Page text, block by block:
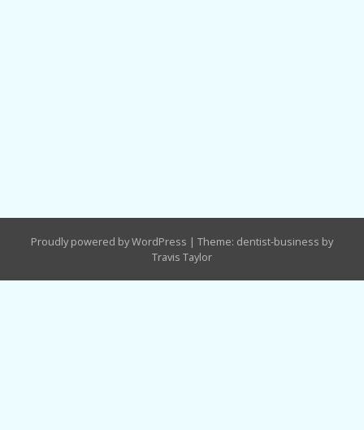
Proudly powered by WordPress | Theme: dentist-business by
Travis Taylor